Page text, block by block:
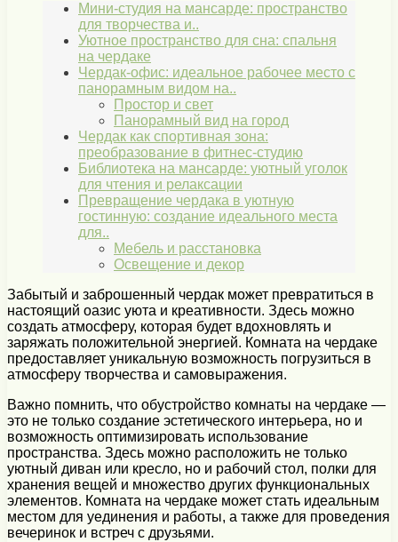
Мини-студия на мансарде: пространство
для творчества и..
Уютное пространство для сна: спальня
на чердаке
Чердак-офис: идеальное рабочее место с
панорамным видом на..
Простор и свет
Панорамный вид на город
Чердак как спортивная зона:
преобразование в фитнес-студию
Библиотека на мансарде: уютный уголок
для чтения и релаксации
Превращение чердака в уютную
гостинную: создание идеального места
для..
Мебель и расстановка
Освещение и декор
Забытый и заброшенный чердак может превратиться в
настоящий оазис уюта и креативности. Здесь можно
создать атмосферу, которая будет вдохновлять и
заряжать положительной энергией. Комната на чердаке
предоставляет уникальную возможность погрузиться в
атмосферу творчества и самовыражения.
Важно помнить, что обустройство комнаты на чердаке —
это не только создание эстетического интерьера, но и
возможность оптимизировать использование
пространства. Здесь можно расположить не только
уютный диван или кресло, но и рабочий стол, полки для
хранения вещей и множество других функциональных
элементов. Комната на чердаке может стать идеальным
местом для уединения и работы, а также для проведения
вечеринок и встреч с друзьями.